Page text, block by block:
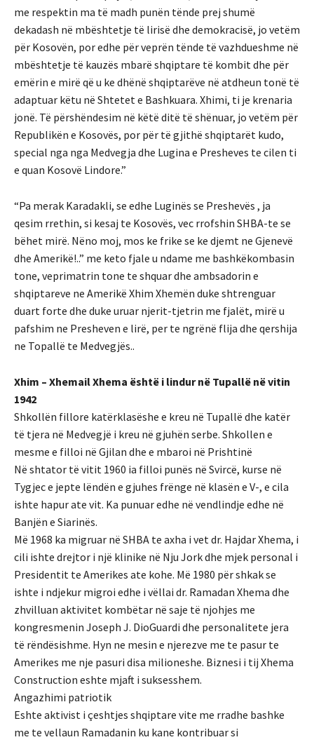
me respektin ma të madh punën tënde prej shumë
dekadash në mbështetje të lirisë dhe demokracisë, jo vetëm
për Kosovën, por edhe për veprën tënde të vazhdueshme në
mbështetje të kauzës mbarë shqiptare të kombit dhe për
emërin e mirë që u ke dhënë shqiptarëve në atdheun tonë të
adaptuar këtu në Shtetet e Bashkuara. Xhimi, ti je krenaria
jonë. Të përshëndesim në këtë ditë të shënuar, jo vetëm për
Republikën e Kosovës, por për të gjithë shqiptarët kudo,
special nga nga Medvegja dhe Lugina e Presheves te cilen ti
e quan Kosovë Lindore.”
“Pa merak Karadakli, se edhe Luginës se Preshevës , ja
qesim rrethin, si kesaj te Kosovës, vec rrofshin SHBA-te se
bëhet mirë. Nëno moj, mos ke frike se ke djemt ne Gjenevë
dhe Amerikë!..” me keto fjale u ndame me bashkëkombasin
tone, veprimatrin tone te shquar dhe ambsadorin e
shqiptareve ne Amerikë Xhim Xhemën duke shtrenguar
duart forte dhe duke uruar njerit-tjetrin me fjalët, mirë u
pafshim ne Presheven e lirë, per te ngrënë flija dhe qershija
ne Topallë te Medvegjës..
Xhim – Xhemail Xhema është i lindur në Tupallë në vitin
1942
Shkollën fillore katërklasëshe e kreu në Tupallë dhe katër
të tjera në Medvegjë i kreu në gjuhën serbe. Shkollen e
mesme e filloi në Gjilan dhe e mbaroi në Prishtinë
Në shtator të vitit 1960 ia filloi punës në Svircë, kurse në
Tygjec e jepte lëndën e gjuhes frënge në klasën e V-, e cila
ishte hapur ate vit. Ka punuar edhe në vendlindje edhe në
Banjën e Siarinës.
Më 1968 ka migruar në SHBA te axha i vet dr. Hajdar Xhema, i
cili ishte drejtor i një klinike në Nju Jork dhe mjek personal i
Presidentit te Amerikes ate kohe. Më 1980 për shkak se
ishte i ndjekur migroi edhe i vëllai dr. Ramadan Xhema dhe
zhvilluan aktivitet kombëtar në saje të njohjes me
kongresmenin Joseph J. DioGuardi dhe personalitete jera
të rëndësishme. Hyn ne mesin e njerezve me te pasur te
Amerikes me nje pasuri disa milioneshe. Biznesi i tij Xhema
Construction eshte mjaft i suksesshem.
Angazhimi patriotik
Eshte aktivist i çeshtjes shqiptare vite me rradhe bashke
me te vellaun Ramadanin ku kane kontribuar si